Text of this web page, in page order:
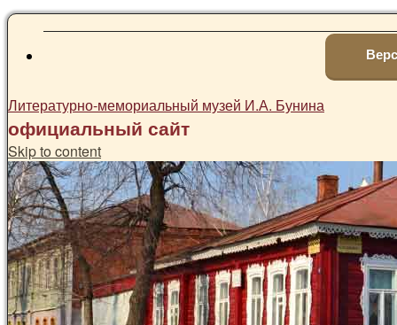
Литературно-мемориальный музей И.А. Бунина
официальный сайт
Skip to content